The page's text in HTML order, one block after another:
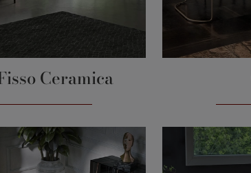
Ceramica